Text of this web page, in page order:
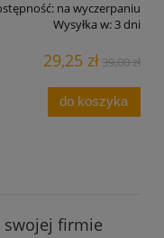
na wyczerpaniu
Wysyłka w:3 dni
29,25 zł39,00 zł
do koszyka
swojej firmie